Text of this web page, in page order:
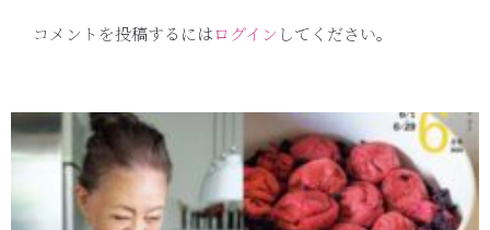
コメントを投稿するにはログイン してください。